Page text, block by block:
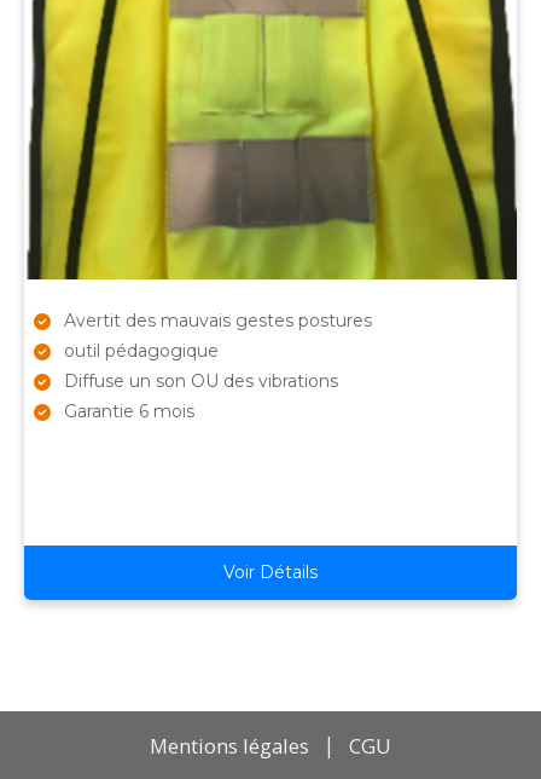
Avertit des mauvais gestes postures
outil pédagogique
Diffuse un son OU des vibrations
Garantie 6 mois
Voir Détails
Mentions légales | CGU